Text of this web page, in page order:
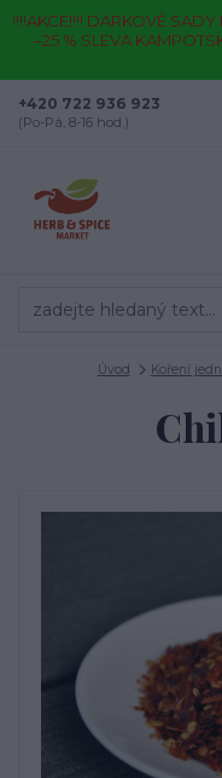
!!!!AKCE!!!! DÁRKOVÉ
–25 % SLEVA
+420 722 936 923
(Po-Pá, 8-16 hod.)
Úvod Koření